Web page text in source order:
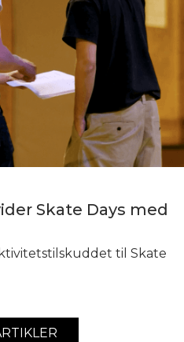
Skate Days med
til Skate